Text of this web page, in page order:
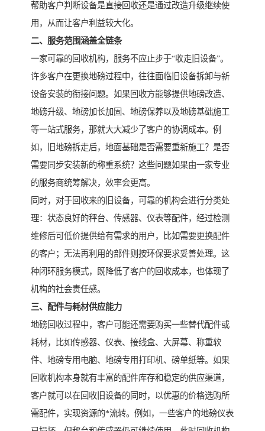
帮助客户判断设备是直接回收还是通过改造升级继续使
用，从而让客户利益较大化。
二、服务范围涵盖全链条
一家可靠的回收机构，服务不应止步于“收走旧设备”。
许多客户在更换地磅过程中，往往面临旧设备拆卸与新
设备安装的衔接问题。如果回收方能够提供地磅改造、
地磅升级、地磅加长加固、地磅保养以及地磅基础施工
等一站式服务，那就大大减少了客户的协调成本。例
如，旧地磅拆走后，地面基础是否需要重新施工？是否
需要同步安装新的称重系统？这些问题如果由一家专业
的服务商统筹解决，效率会更高。
同时，对于回收来的旧设备，可靠的机构会进行分类处
理：状态良好的秤台、传感器、仪表等配件，经过检测
维修后可低价提供给有需求的用户，比如需要更换配件
的客户；无法再利用的部件则按环保要求妥善处理。这
种闭环服务模式，既降低了客户的回收成本，也体现了
机构的社会责任感。
三、配件与耗材供应能力
地磅回收过程中，客户可能还需要购买一些替代配件或
耗材，比如传感器、仪表、接线盒、大屏幕、称重软
件、地磅专用电脑、地磅专用打印机、磅单纸等。如果
回收机构本身就有丰富的配件库存和稳定的供应渠道，
客户就可以在回收旧设备的同时，以优惠的价格选购所
需配件，实现资源的*流转。例如，一些客户的地磅仪表